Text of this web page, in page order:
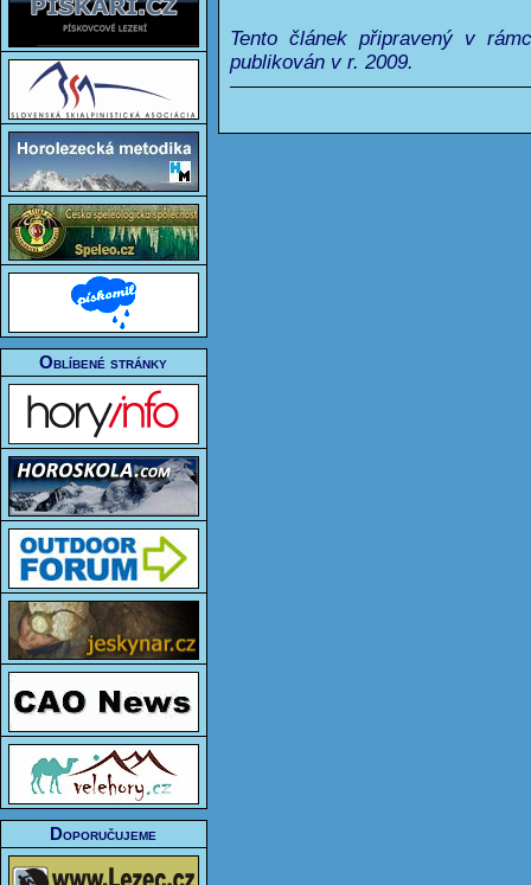
Oblíbené stránky
Doporučujeme
Tento článek připravený v
publikován v r. 2009.